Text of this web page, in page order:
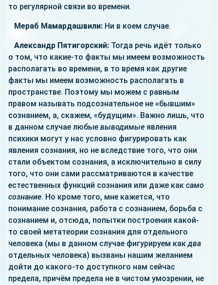
то регулярной связи во времени.
Мераб Мамардашвили: Ни в коем случае.
Александр Пятигорский: Тогда речь идёт только
о том, что какие-то факты мы имеем возможность
располагать во времени, в то время как другие
факты мы имеем возможность располагать в
пространстве. Поэтому мы можем с равным
правом называть подсознательное не «бывшим»
сознанием, а, скажем, «будущим». Важно лишь, что
в данном случае любые выводимые явления
психики могут у нас условно фигурировать как
явления сознания, но не вследствие того, что они
стали объектом сознания, а исключительно в силу
того, что они сами рассматриваются в качестве
естественных функций сознания или даже как само
сознание. Но кроме того, мне кажется, что
понимание сознания, работа с сознанием, борьба с
сознанием и, отсюда, попытки построения какой-
то своей метатеории сознания для отдельного
человека (мы в данном случае фигурируем какдва
отдельных человека) вызваны нашим желанием
дойти до какого-то доступного нам сейчас
предела, причём предела не в чистом умозрении, не